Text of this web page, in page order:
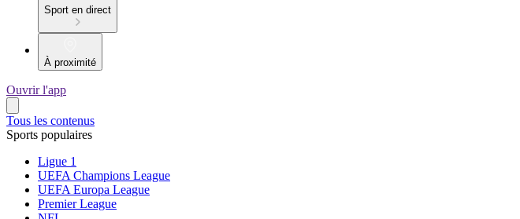
Sport en direct
À proximité
Ouvrir l'app
Tous les contenus
Sports populaires
Ligue 1
UEFA Champions League
UEFA Europa League
Premier League